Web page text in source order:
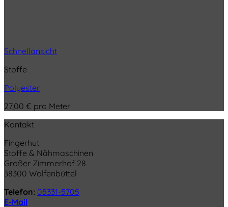
Schnellansicht
Stoffe
Polyester
27,00 € pro Meter
Kontakt
Fingerhut
Stoffe & Nähmaschinen
Großer Zimmerhof 28
38300 Wolfenbüttel
Telefon: 05331-5705
E-Mail